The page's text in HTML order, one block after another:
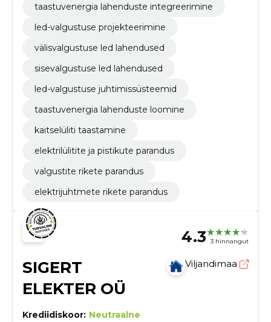
taastuvenergia lahenduste integreerimine
led-valgustuse projekteerimine
välisvalgustuse led lahendused
sisevalgustuse led lahendused
led-valgustuse juhtimissüsteemid
taastuvenergia lahenduste loomine
kaitselüliti taastamine
elektrilülitite ja pistikute parandus
valgustite rikete parandus
elektrijuhtmete rikete parandus
4.3 3 hinnangut
SIGERT
ELEKTER OÜ
Viljandimaa
Krediidiskoor: Neutraalne